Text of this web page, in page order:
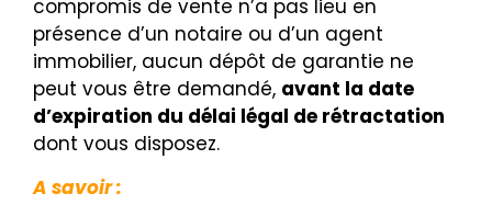
compromis de vente n’a pas lieu en
présence d’un notaire ou d’un agent
immobilier, aucun dépôt de garantie ne
peut vous être demandé, avant la date
d’expiration du délai légal de rétractation
dont vous disposez.
A savoir :